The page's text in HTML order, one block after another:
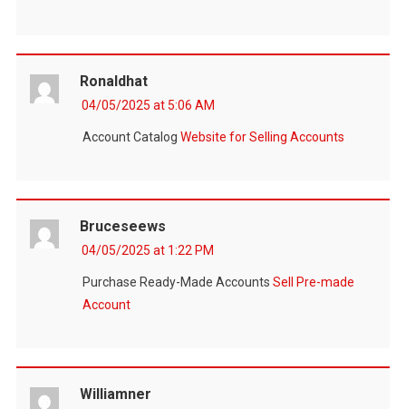
Ronaldhat
04/05/2025 at 5:06 AM
Account Catalog Website for Selling Accounts
Bruceseews
04/05/2025 at 1:22 PM
Purchase Ready-Made Accounts Sell Pre-made
Account
Williamner